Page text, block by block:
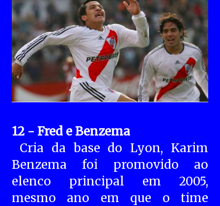
12 - Fred e Benzema
Cria da base do Lyon, Karim
Benzema foi promovido ao
elenco principal em 2005,
mesmo ano em que o time